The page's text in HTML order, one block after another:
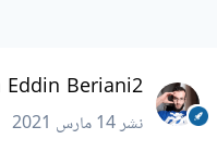
Eddin Beriani2
نشر14 مارس 2021